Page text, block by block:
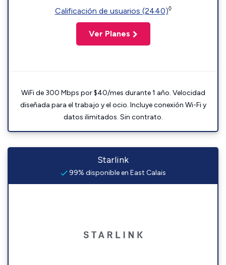
Calificación de usuarios (2440)◊
Ver Planes
WiFi de 300 Mbps por $40/mes durante 1 año. Velocidad
diseñada para el trabajo y el ocio. Incluye conexión Wi-Fi y
datos ilimitados. Sin contrato.
Starlink
99% disponible en East Calais